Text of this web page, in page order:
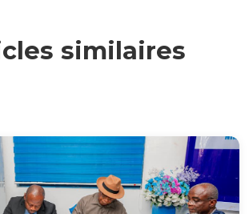
similaires